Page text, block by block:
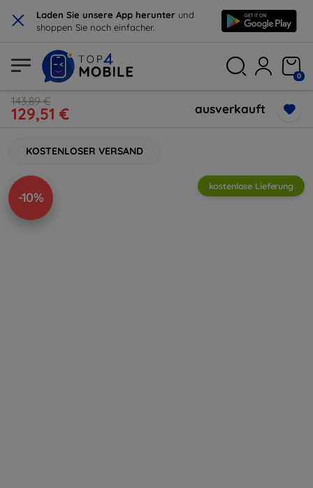
× Laden Sie unsere App herunter und
shoppen Sie noch einfacher.
0
143,89 €
129,51 € ausverkauft
KOSTENLOSER VERSAND
-10%
kostenlose Lieferung